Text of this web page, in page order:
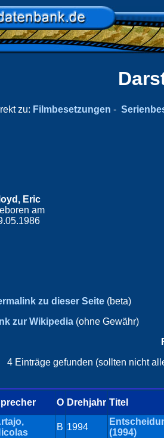
zu: Filmbesetzungen -
Eric
am
zu dieser Seite (beta)
zur Wikipedia (ohne Gewähr)
4 Einträge gefunden (sollten nicht
O Drehjahr Titel
B 1994
(1994)